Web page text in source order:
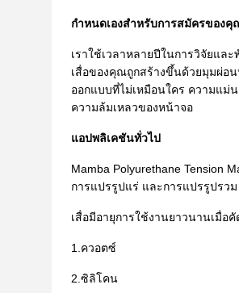
กำหนดเองสำหรับการสมัครของคุ
เราใช้เวลาหลายปีในการวิจัยแล
เสื่อของคุณถูกสร้างขึ้นด้วยมุมผ่อ
ออกแบบที่ไม่เหมือนใคร ความแม่
ความล้มเหลวของหน้าจอ
แอปพลิเคชันทั่วไป
Mamba Polyurethane Tension
การแปรรูปแร่ และการแปรรูปรวม
เสื่อมีอายุการใช้งานยาวนานเมื่อ
1.ควอตซ์
2.ซิลิโคน